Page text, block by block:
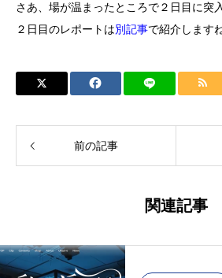
さあ、場が温まったところで２日目に突
２日目のレポートは別記事で紹介しますね
前の記事
関連記事